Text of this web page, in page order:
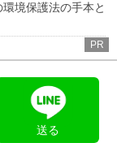
境保護法の手本と
PR
送る